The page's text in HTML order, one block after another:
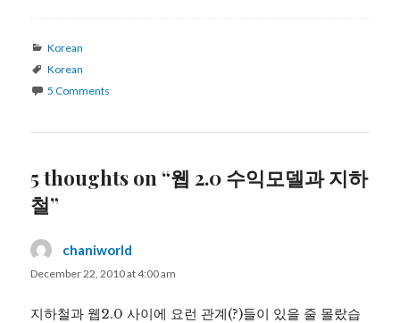
Categories
Korean
Tags
Korean
5 Comments
5 thoughts on “웹 2.0 수익모델과 지하
철”
chaniworld
December 22, 2010 at 4:00 am
지하철과 웹2.0 사이에 요런 관계(?)들이 있을 줄 몰랐습